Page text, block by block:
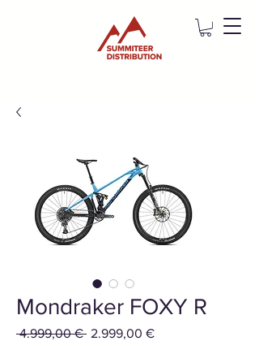
Mondraker FOXY R
4.999,00 € Standardpreis
2.999,00 €Sale-